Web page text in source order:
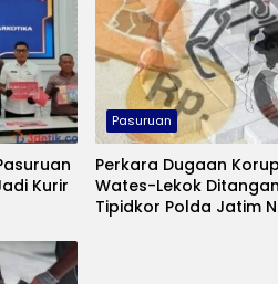
Kurir
Pasuruan
Perkara Dugaan
Wates-Lekok
Tipidkor Polda Jatim